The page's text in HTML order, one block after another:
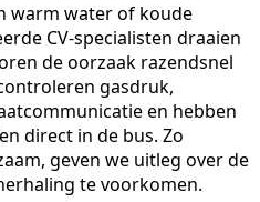
warm water of koude
CV-specialisten draaien
de oorzaak razendsnel
gasdruk,
en hebben
direct in de bus. Zo
geven we uitleg over de
te voorkomen.